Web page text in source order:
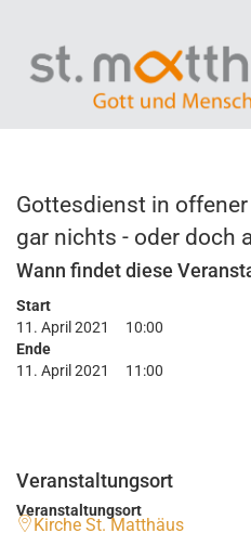
Gottesdienst in
gar nichts - oder doch
Wann findet diese
Start
11. April 2021
10:00
Ende
11. April 2021
11:00
Veranstaltungsort
Veranstaltungsort
Kirche St. Matthäus